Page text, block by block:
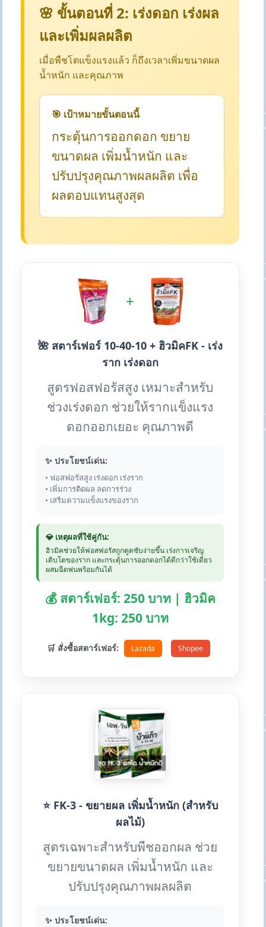
🌸 ขั้นตอนที่ 2: เร่งดอก เร่งผล
และเพิ่มผลผลิต
เมื่อพืชโตแข็งแรงแล้ว ก็ถึงเวลาเพิ่มขนาดผล
น้ำหนัก และคุณภาพ
🎯 เป้าหมายขั้นตอนนี้
กระตุ้นการออกดอก ขยาย
ขนาดผล เพิ่มน้ำหนัก และ
ปรับปรุงคุณภาพผลผลิต เพื่อ
ผลตอบแทนสูงสุด
+
🌺 สตาร์เฟอร์ 10-40-10 + ฮิวมิคFK - เร่ง
ราก เร่งดอก
สูตรฟอสฟอรัสสูง เหมาะสำหรับ
ช่วงเร่งดอก ช่วยให้รากแข็งแรง
ดอกออกเยอะ คุณภาพดี
✨ ประโยชน์เด่น:
• ฟอสฟอรัสสูง เร่งดอก เร่งราก
• เพิ่มการติดผล ลดการร่วง
• เสริมความแข็งแรงของราก
💎 เหตุผลที่ใช้คู่กัน:
ฮิวมิคช่วยให้ฟอสฟอรัสถูกดูดซับง่ายขึ้น เร่งการเจริญ
เติบโตของราก และกระตุ้นการออกดอกได้ดีกว่าใช้เดี่ยว
ผสมฉีดพ่นพร้อมกันได้
💰 สตาร์เฟอร์: 250 บาท | ฮิวมิค
1kg: 250 บาท
🛒 สั่งซื้อสตาร์เฟอร์: Lazada Shopee
⭐ FK-3 - ขยายผล เพิ่มน้ำหนัก (สำหรับ
ผลไม้)
สูตรเฉพาะสำหรับพืชออกผล ช่วย
ขยายขนาดผล เพิ่มน้ำหนัก และ
ปรับปรุงคุณภาพผลผลิต
✨ ประโยชน์เด่น: